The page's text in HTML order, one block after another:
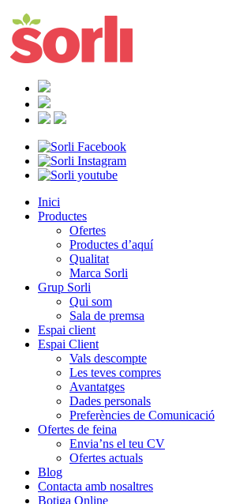
Inici
Productes
Ofertes
Productes d’aquí
Qualitat
Marca Sorli
Grup Sorli
Qui som
Sala de premsa
Espai client
Espai Client
Vals descompte
Les teves compres
Avantatges
Dades personals
Preferències de Comunicació
Ofertes de feina
Envia’ns el teu CV
Ofertes actuals
Blog
Contacta amb nosaltres
Botiga Online